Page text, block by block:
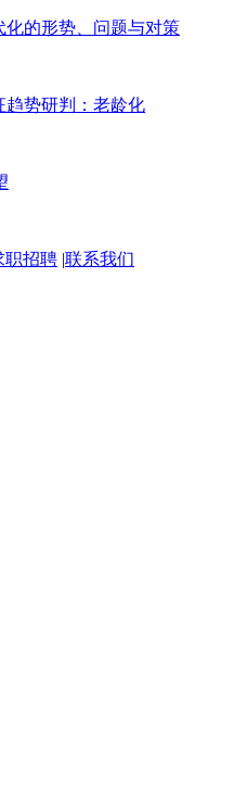
化的形势、问题与对策
趋势研判：老龄化
职招聘 |联系我们